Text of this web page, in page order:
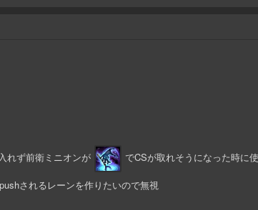
れず前衛ミニオンが でCSが取れそうになった時に
されるレーンを作りたいので無視